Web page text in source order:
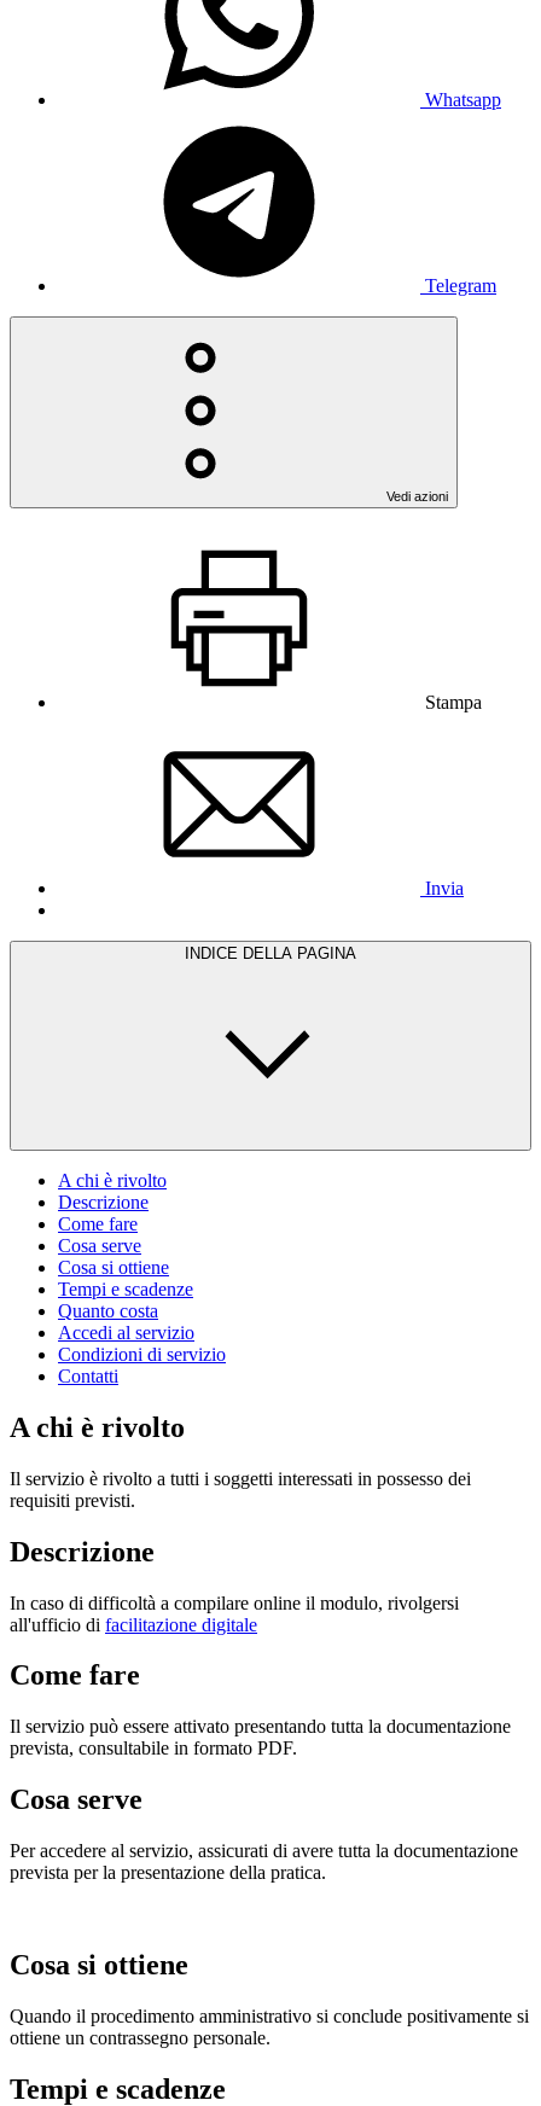
Whatsapp
Telegram
Vedi azioni
Stampa
Invia
INDICE DELLA PAGINA
A chi è rivolto
Descrizione
Come fare
Cosa serve
Cosa si ottiene
Tempi e scadenze
Quanto costa
Accedi al servizio
Condizioni di servizio
Contatti
A chi è rivolto
Il servizio è rivolto a tutti i soggetti interessati in possesso dei
requisiti previsti.
Descrizione
In caso di difficoltà a compilare online il modulo, rivolgersi
all'ufficio di facilitazione digitale
Come fare
Il servizio può essere attivato presentando tutta la documentazione
prevista, consultabile in formato PDF.
Cosa serve
Per accedere al servizio, assicurati di avere tutta la documentazione
prevista per la presentazione della pratica.
Cosa si ottiene
Quando il procedimento amministrativo si conclude positivamente si
ottiene un contrassegno personale.
Tempi e scadenze